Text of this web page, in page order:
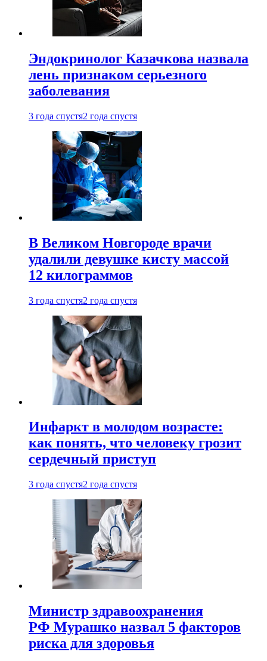
Эндокринолог Казачкова назвала
лень признаком серьезного
заболевания
3 года спустя2 года спустя
В Великом Новгороде врачи
удалили девушке кисту массой
12 килограммов
3 года спустя2 года спустя
Инфаркт в молодом возрасте:
как понять, что человеку грозит
сердечный приступ
3 года спустя2 года спустя
Министр здравоохранения
РФ Мурашко назвал 5 факторов
риска для здоровья